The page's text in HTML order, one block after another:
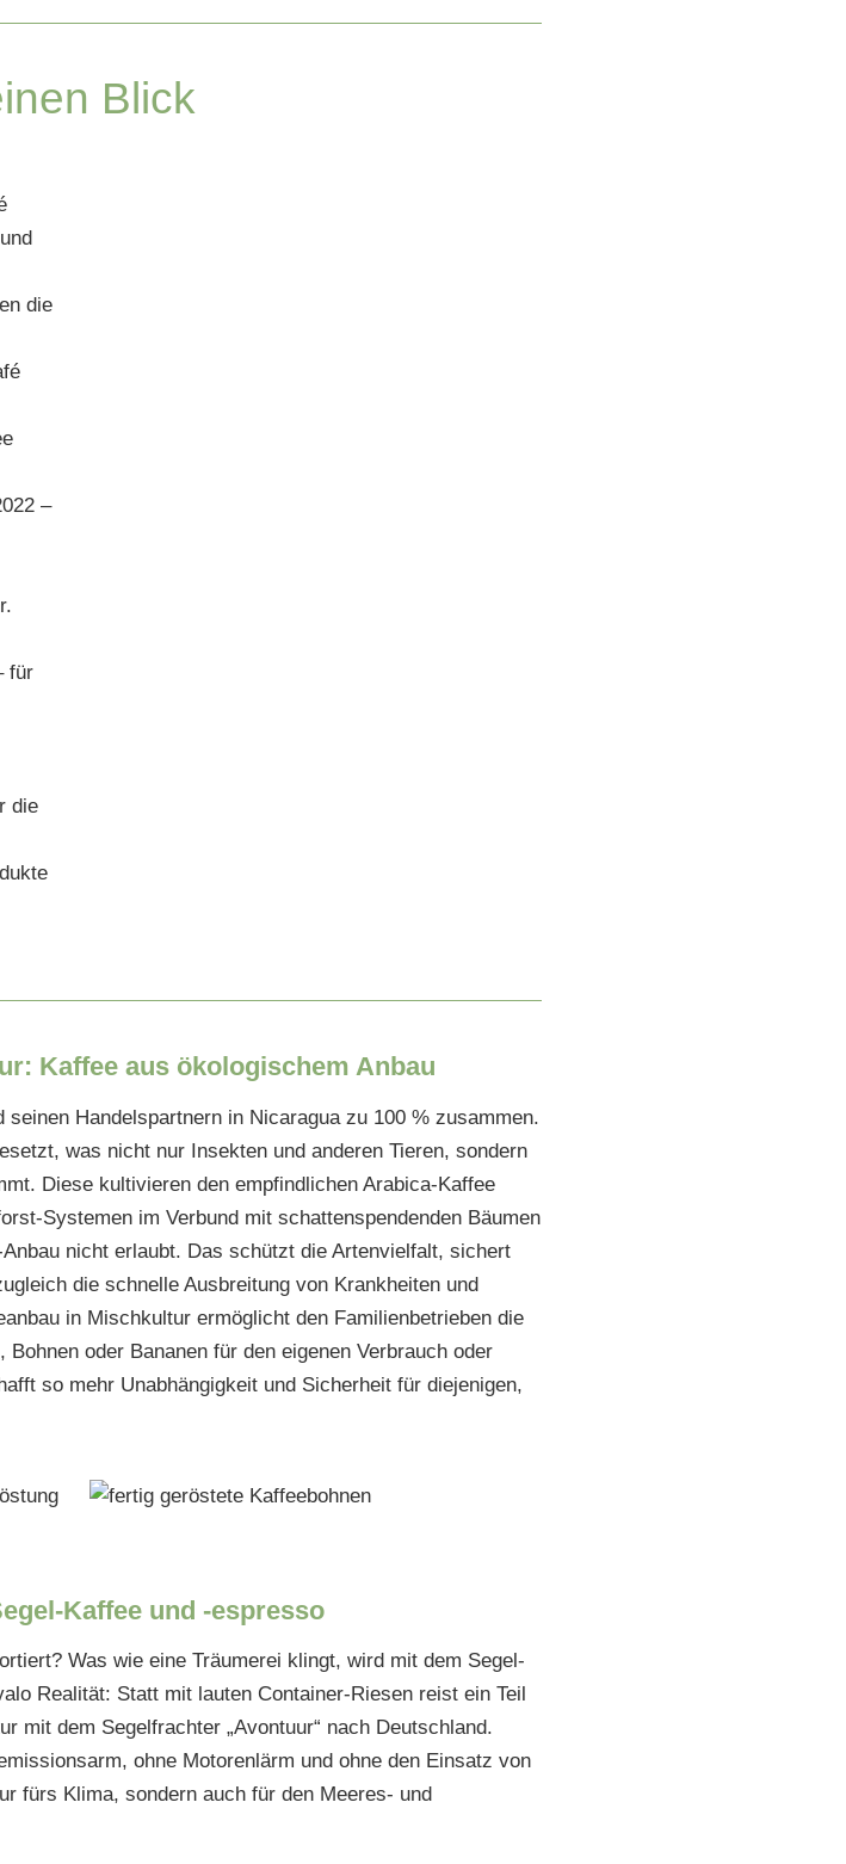
Blick
die
–
für
die
Kaffee aus ökologischem Anbau
Handelspartnern in Nicaragua zu 100 % zusammen.
was nicht nur Insekten und anderen Tieren, sondern
Diese kultivieren den empfindlichen Arabica-Kaffee
Systemen im Verbund mit schattenspendenden Bäumen
nicht erlaubt. Das schützt die Artenvielfalt, sichert
die schnelle Ausbreitung von Krankheiten und
in Mischkultur ermöglicht den Familienbetrieben die
oder Bananen für den eigenen Verbrauch oder
so mehr Unabhängigkeit und Sicherheit für diejenigen,
Kaffee und -espresso
Was wie eine Träumerei klingt, wird mit dem Segel-
Realität: Statt mit lauten Container-Riesen reist ein Teil
mit dem Segelfrachter „Avontuur“ nach Deutschland.
ohne Motorenlärm und ohne den Einsatz von
fürs Klima, sondern auch für den Meeres- und